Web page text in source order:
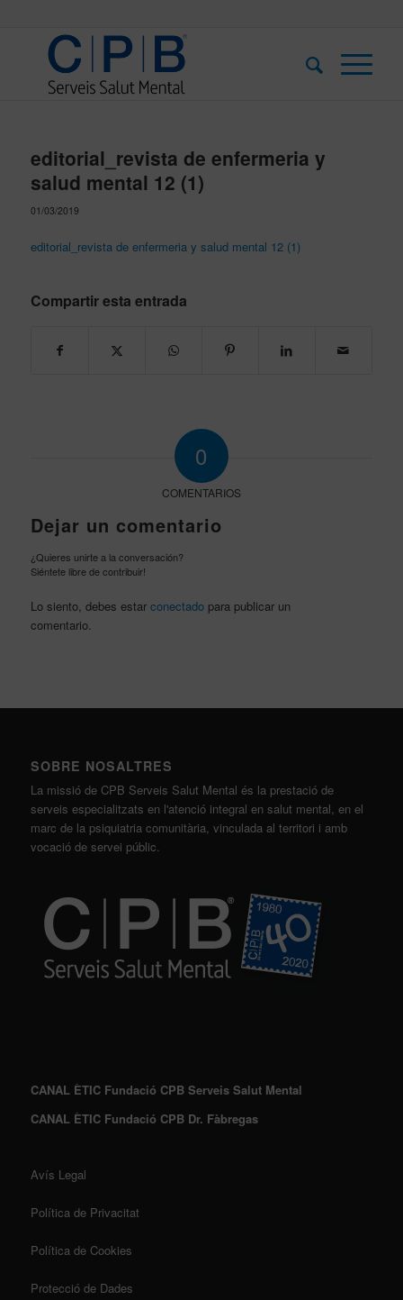
editorial_revista de enfermeria y
salud mental 12 (1)
01/03/2019
editorial_revista de enfermeria y salud mental 12 (1)
Compartir esta entrada
0
COMENTARIOS
Dejar un comentario
¿Quieres unirte a la conversación?
Siéntete libre de contribuir!
Lo siento, debes estar conectadopara publicar un
comentario.
SOBRE NOSALTRES
La missió de CPB Serveis Salut Mental és la prestació de
serveis especialitzats en l'atenció integral en salut mental, en el
marc de la psiquiatria comunitària, vinculada al territori i amb
vocació de servei públic.
CANAL ÈTIC Fundació CPB Serveis Salut Mental
CANAL ÈTIC Fundació CPB Dr. Fàbregas
Avís Legal
Política de Privacitat
Política de Cookies
Protecció de Dades